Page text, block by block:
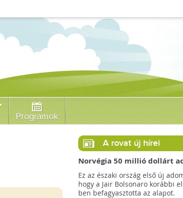
Programok
A rovat új hírei
Norvégia 50 millió dollárt
a brazil Amazonas-alapnak a
erdőirtás miatt
Ez az északi ország első új
hogy a Jair Bolsonaro korábbi
ben befagyasztotta az alapot.